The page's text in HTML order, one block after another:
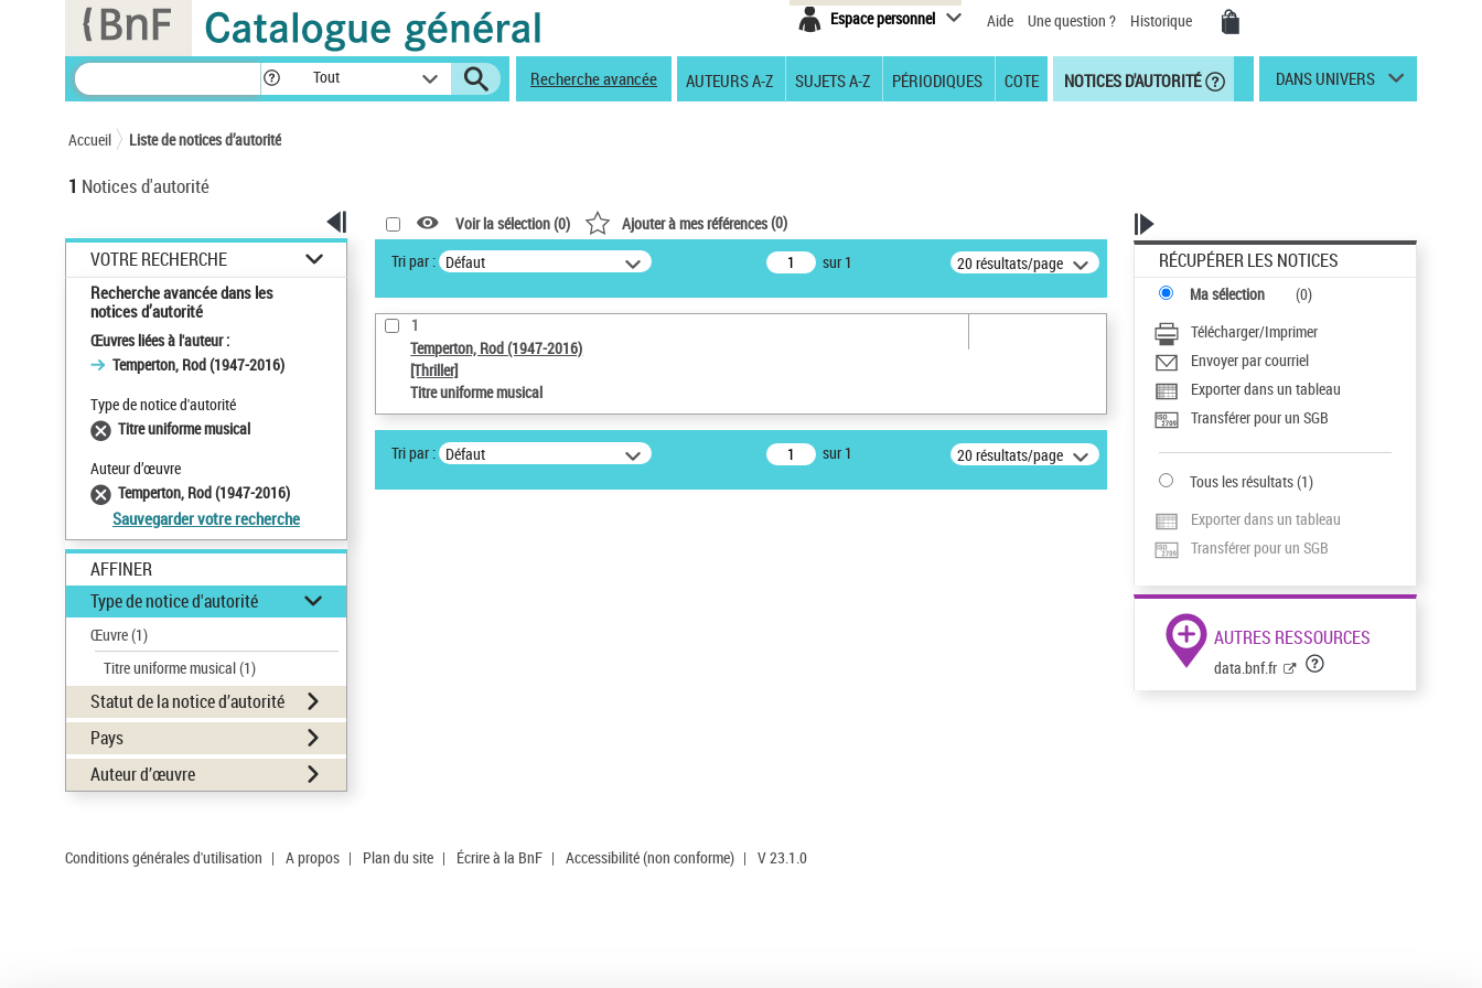
Espace personnel Aide Une question ? Historique
Tout Recherche avancée AUTEURS A-Z SUJETS A-Z PÉRIODIQUES COTE NOTICES D'AUTORITÉ DANS UNIVERS
Accueil Liste de notices d’autorité
1 Notices d'autorité
VOTRE RECHERCHE
Recherche avancée dans les
notices d’autorité
Œuvres liées à l'auteur :
Temperton, Rod (1947-2016)
Type de notice d'autorité
Titre uniforme musical
Auteur d’œuvre
Temperton, Rod (1947-2016)
Sauvegarder votre recherche
AFFINER
Type de notice d'autorité
Œuvre(1)
Titre uniforme musical(1)
Statut de la notice d’autorité
Pays
Auteur d’œuvre
Voir la sélection (0) Ajouter à mes références(0)
Tri par : Défaut sur 1 20 résultats/page
1
Temperton, Rod (1947-2016)
[Thriller]
Titre uniforme musical
Tri par : Défaut sur 1 20 résultats/page
RÉCUPÉRER LES NOTICES
Ma sélection (0)
Télécharger/Imprimer
Envoyer par courriel
Exporter dans un tableau
Transférer pour un SGB
Tous les résultats(1)
Exporter dans un tableau
Transférer pour un SGB
AUTRES RESSOURCES
data.bnf.fr
Conditions générales d'utilisation | A propos | Plan du site | Écrire à la BnF | Accessibilité (non conforme) | V 23.1.0
Panneau de gestion des cookies